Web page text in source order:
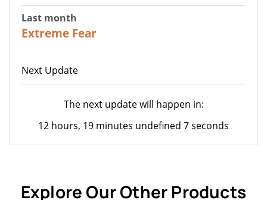
Last month
Extreme Fear
Next Update
The next update will happen in:
12 hours, 19 minutes undefined 7 seconds
Explore Our Other Products